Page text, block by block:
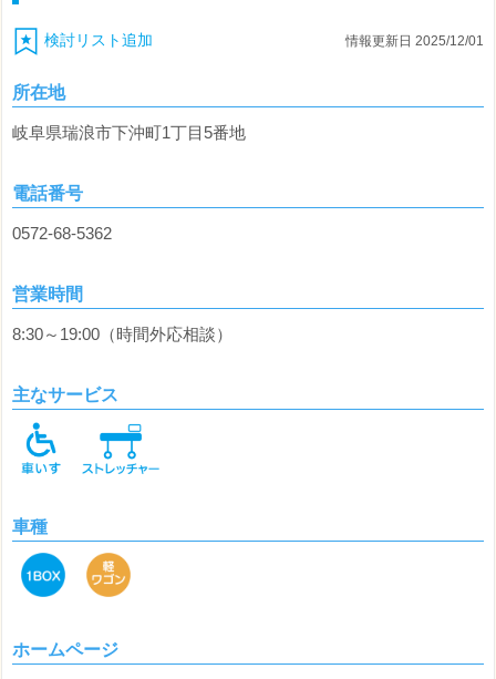
検討リスト追加 情報更新日 2025/12/01
所在地
岐阜県瑞浪市下沖町1丁目5番地
電話番号
0572‐68‐5362
営業時間
8:30～19:00（時間外応相談）
主なサービス
車種
ホームページ